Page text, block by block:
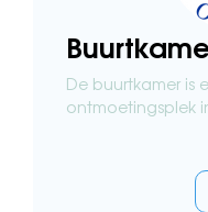
De buurtkamer is
ontmoetingsplek